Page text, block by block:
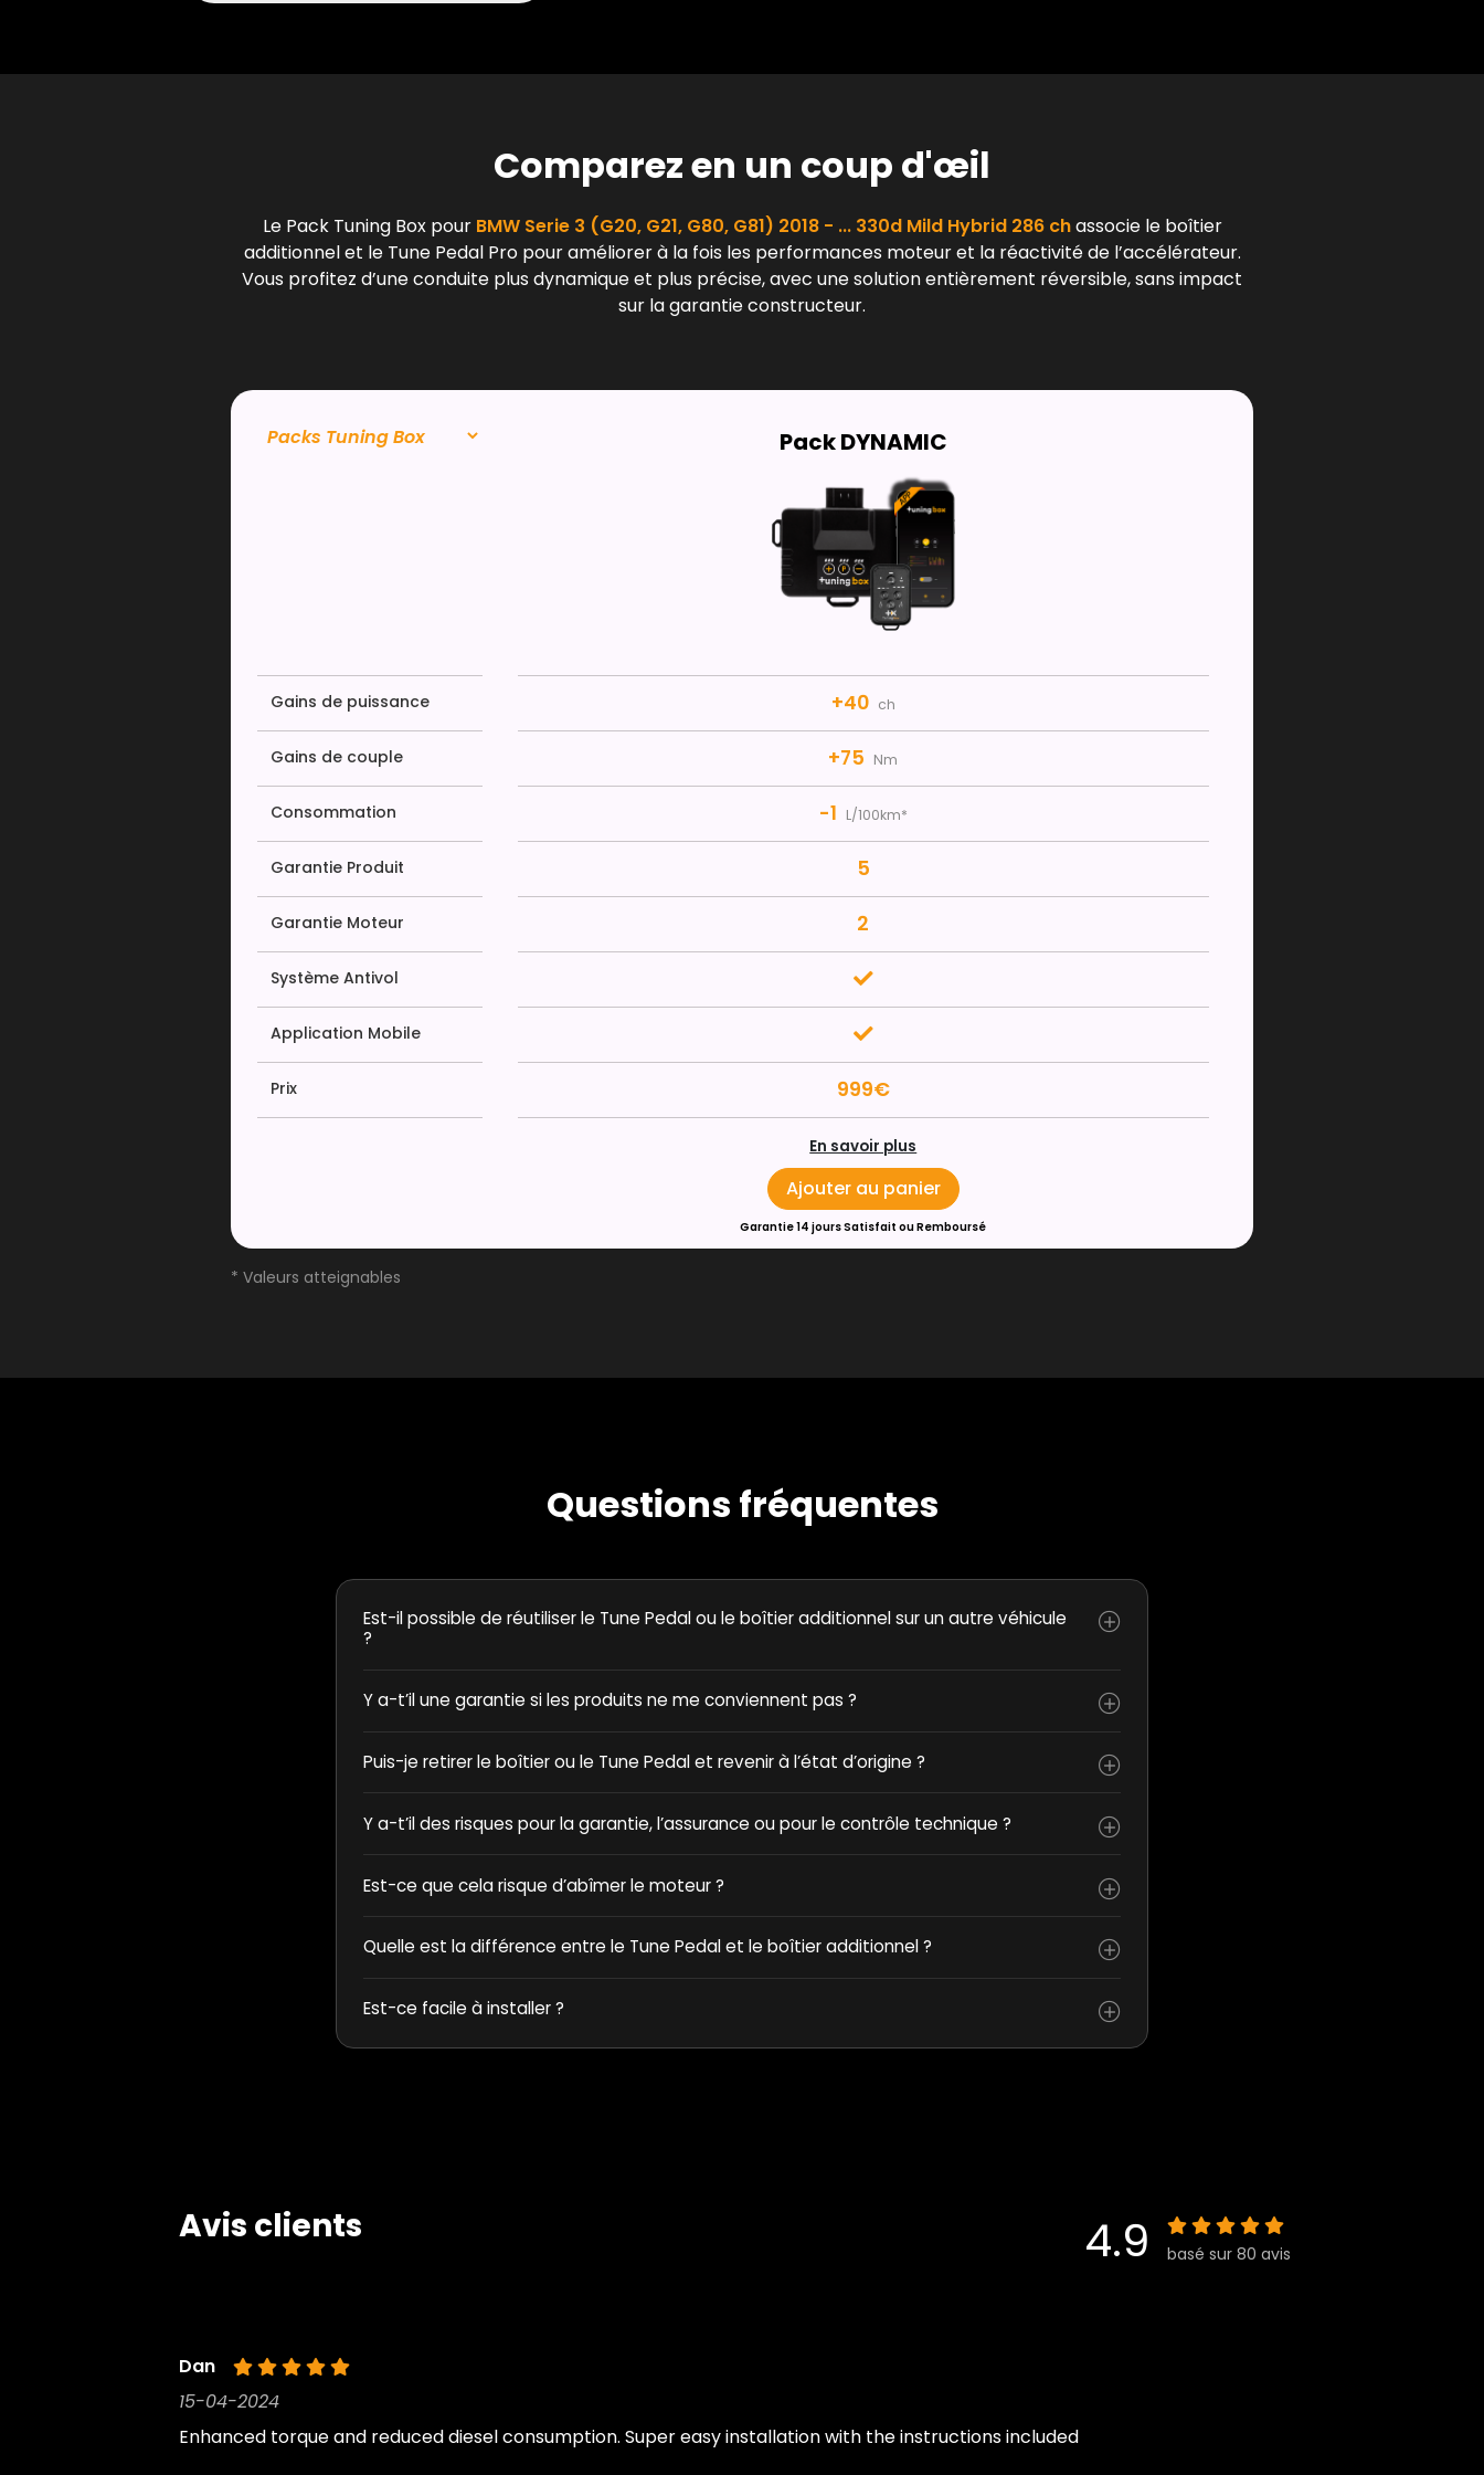
Comparez en un coup d'œil
Le Pack Tuning Box pour BMW Serie 3 (G20, G21, G80, G81) 2018 - ... 330d Mild Hybrid 286 chassocie le boîtier
additionnel et le Tune Pedal Pro pour améliorer à la fois les performances moteur et la réactivité de l’accélérateur.
Vous profitez d’une conduite plus dynamique et plus précise, avec une solution entièrement réversible, sans impact
sur la garantie constructeur.
Pack DYNAMIC
Gains de puissance +40 ch
Gains de couple +75 Nm
Consommation -1 L/100km*
Garantie Produit 5
Garantie Moteur 2
Système Antivol
Application Mobile
Prix 999€
En savoir plus
Ajouter au panier
Garantie 14 jours Satisfait ou Remboursé
* Valeurs atteignables
Questions fréquentes
Est-il possible de réutiliser le Tune Pedal ou le boîtier additionnel sur un autre véhicule
?
Y a-t’il une garantie si les produits ne me conviennent pas ?
Puis-je retirer le boîtier ou le Tune Pedal et revenir à l’état d’origine ?
Y a-t’il des risques pour la garantie, l’assurance ou pour le contrôle technique ?
Est-ce que cela risque d’abîmer le moteur ?
Quelle est la différence entre le Tune Pedal et le boîtier additionnel ?
Est-ce facile à installer ?
Avis clients 4.9 basé sur 80 avis
Dan
15-04-2024
Enhanced torque and reduced diesel consumption. Super easy installation with the instructions included